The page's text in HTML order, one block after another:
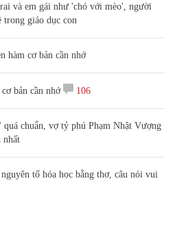
và em gái như 'chó với mèo', người
trong giáo dục con
hàm cơ bản cần nhớ
bản cần nhớ 106
chuẩn, vợ tỷ phú Phạm Nhật Vượng
nhất
tố hóa học bằng thơ, câu nói vui